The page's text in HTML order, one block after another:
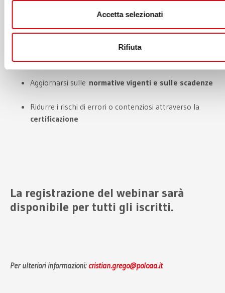
Accetta selezionati
Rifiuta
Comprendere come qualificare correttamente le
linee guida operativee analizzare
concreti
Aggiornarsi sulle normative vigenti e sulle scadenze
Ridurre i rischi di errori o contenziosi attraverso la
certificazione
La registrazione del webinar sarà
disponibile per tutti gli iscritti.
Per ulteriori informazioni:cristian.grego@poloaa.it